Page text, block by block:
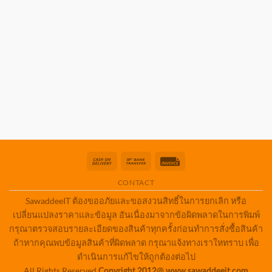
Cash
Delivery
Bank
CONTACT
SawaddeeIT ต้องขออภัยและขอสงวนสิทธิ์ในการยกเลิก หรือ
เปลี่ยนแปลงราคาและข้อมูล อันเนื่องมาจากข้อผิดพลาดในการพิมพ์
กรุณาตรวจสอบรายละเอียดของสินค้าทุกครั้งก่อนทำการสั่งซื้อสินค้า
ถ้าหากคุณพบข้อมูลสินค้าที่ผิดพลาด กรุณาแจ้งทางเราใหทราบ เพื่อ
ดำเนินการแก้ไขให้ถูกต้องต่อไป